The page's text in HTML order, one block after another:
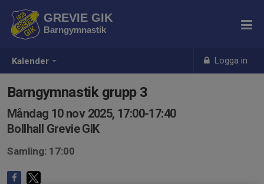
Kalender Logga in
GREVIE GIK
Barngymnastik
Barngymnastik grupp 3
Måndag 10 nov 2025, 17:00-17:40
Bollhall Grevie GIK
Samling: 17:00